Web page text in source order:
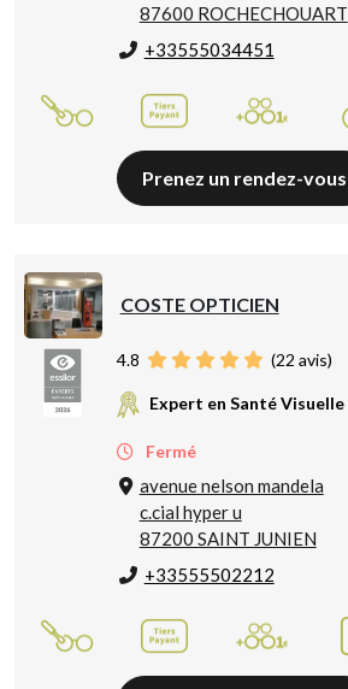
87600 ROCHECHOUART
+33555034451
Prenez un rendez-vous
COSTE OPTICIEN
4.8 (22 avis)
Expert en Santé Visuelle
Fermé
avenue nelson mandela
c.cial hyper u
87200 SAINT JUNIEN
+33555502212